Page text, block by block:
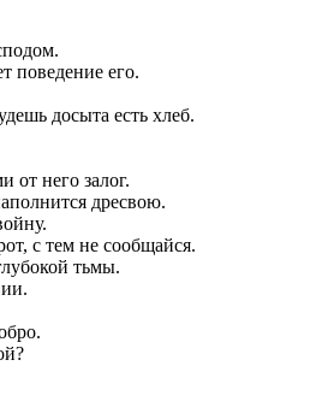
поведение его.
досыта есть хлеб.
от него залог.
дресвою.
с тем не сообщайся.
тьмы.